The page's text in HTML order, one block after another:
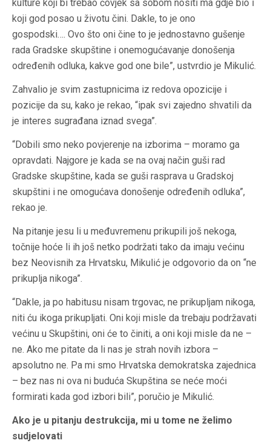
kulture koji bi trebao čovjek sa sobom nositi ma gdje bio i
koji god posao u životu čini. Dakle, to je ono
gospodski…. Ovo što oni čine to je jednostavno gušenje
rada Gradske skupštine i onemogućavanje donošenja
određenih odluka, kakve god one bile”, ustvrdio je Mikulić.
Zahvalio je svim zastupnicima iz redova opozicije i
pozicije da su, kako je rekao, “ipak svi zajedno shvatili da
je interes sugrađana iznad svega”.
“Dobili smo neko povjerenje na izborima – moramo ga
opravdati. Najgore je kada se na ovaj način guši rad
Gradske skupštine, kada se guši rasprava u Gradskoj
skupštini i ne omogućava donošenje određenih odluka”,
rekao je.
Na pitanje jesu li u međuvremenu prikupili još nekoga,
točnije hoće li ih još netko podržati tako da imaju većinu
bez Neovisnih za Hrvatsku, Mikulić je odgovorio da on “ne
prikuplja nikoga”.
“Dakle, ja po habitusu nisam trgovac, ne prikupljam nikoga,
niti ću ikoga prikupljati. Oni koji misle da trebaju podržavati
većinu u Skupštini, oni će to činiti, a oni koji misle da ne –
ne. Ako me pitate da li nas je strah novih izbora –
apsolutno ne. Pa mi smo Hrvatska demokratska zajednica
– bez nas ni ova ni buduća Skupština se neće moći
formirati kada god izbori bili”, poručio je Mikulić.
Ako je u pitanju destrukcija, mi u tome ne želimo
sudjelovati